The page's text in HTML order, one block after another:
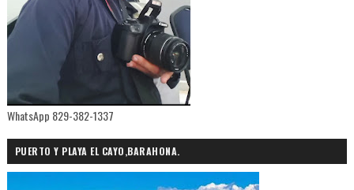
WhatsApp 829-382-1337
PUERTO Y PLAYA EL CAYO,BARAHONA.